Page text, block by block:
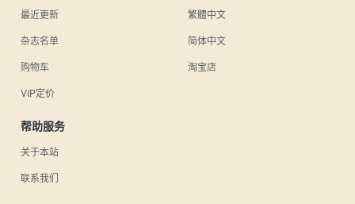
最近更新
杂志名单
购物车
VIP定价
繁體中文
简体中文
淘宝店
帮助服务
关于本站
联系我们